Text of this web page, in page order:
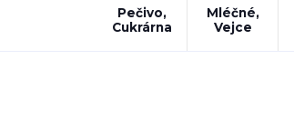
Pečivo,
Cukrárna
Mléčné,
Vejce